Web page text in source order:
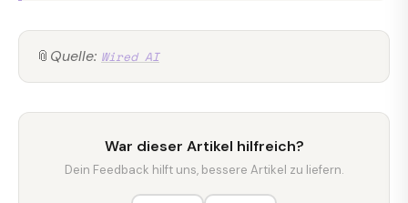
📎 Quelle: Wired AI
War dieser Artikel hilfreich?
Dein Feedback hilft uns, bessere Artikel zu liefern.